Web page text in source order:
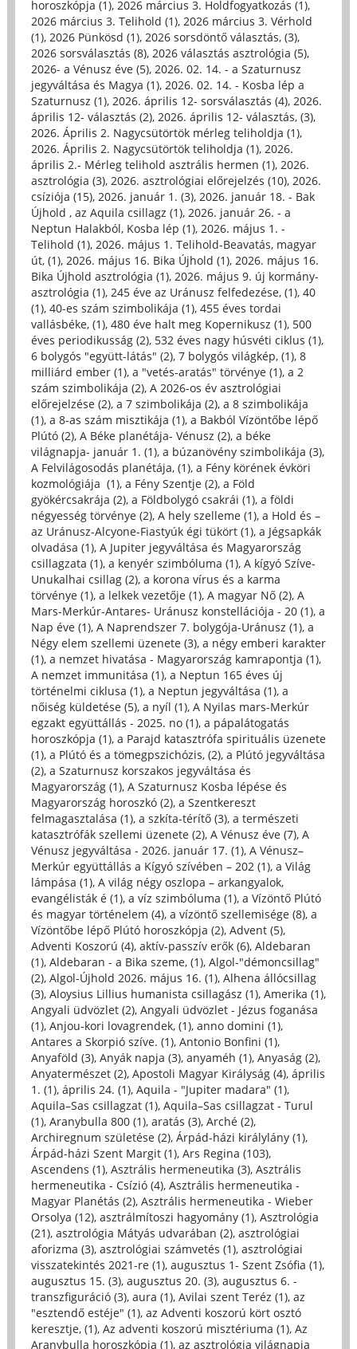
horoszkópja (1), 2026 március 3. Holdfogyatkozás (1),
2026 március 3. Telihold (1), 2026 március 3. Vérhold
(1), 2026 Pünkösd (1), 2026 sorsdöntő választás, (3),
2026 sorsválasztás (8), 2026 választás asztrológia (5),
2026- a Vénusz éve (5), 2026. 02. 14. - a Szaturnusz
jegyváltása és Magya (1), 2026. 02. 14. - Kosba lép a
Szaturnusz (1), 2026. április 12- sorsválasztás (4), 2026.
április 12- választás (2), 2026. április 12- választás, (3),
2026. Április 2. Nagycsütörtök mérleg teliholdja (1),
2026. Április 2. Nagycsütörtök teliholdja (1), 2026.
április 2.- Mérleg telihold asztrális hermen (1), 2026.
asztrológia (3), 2026. asztrológiai előrejelzés (10), 2026.
csíziója (15), 2026. január 1. (3), 2026. január 18. - Bak
Újhold , az Aquila csillagz (1), 2026. január 26. - a
Neptun Halakból, Kosba lép (1), 2026. május 1. -
Telihold (1), 2026. május 1. Telihold-Beavatás, magyar
út, (1), 2026. május 16. Bika Újhold (1), 2026. május 16.
Bika Újhold asztrológia (1), 2026. május 9. új kormány-
asztrológia (1), 245 éve az Uránusz felfedezése, (1), 40
(1), 40-es szám szimbolikája (1), 455 éves tordai
vallásbéke, (1), 480 éve halt meg Kopernikusz (1), 500
éves periodikusság (2), 532 éves nagy húsvéti ciklus (1),
6 bolygós "együtt-látás" (2), 7 bolygós világkép, (1), 8
milliárd ember (1), a "vetés-aratás" törvénye (1), a 2
szám szimbolikája (2), A 2026-os év asztrológiai
előrejelzése (2), a 7 szimbolikája (2), a 8 szimbolikája
(1), a 8-as szám misztikája (1), a Bakból Vízöntőbe lépő
Plútó (2), A Béke planétája- Vénusz (2), a béke
világnapja- január 1. (1), a búzanövény szimbolikája (3),
A Felvilágosodás planétája, (1), a Fény körének évköri
kozmológiája (1), a Fény Szentje (2), a Föld
gyökércsakrája (2), a Földbolygó csakrái (1), a földi
négyesség törvénye (2), A hely szelleme (1), a Hold és –
az Uránusz-Alcyone-Fiastyúk égi tükört (1), a Jégsapkák
olvadása (1), A Jupiter jegyváltása és Magyarország
csillagzata (1), a kenyér szimbóluma (1), A kígyó Szíve-
Unukalhai csillag (2), a korona vírus és a karma
törvénye (1), a lelkek vezetője (1), A magyar Nő (2), A
Mars-Merkúr-Antares- Uránusz konstellációja - 20 (1), a
Nap éve (1), A Naprendszer 7. bolygója-Uránusz (1), a
Négy elem szellemi üzenete (3), a négy emberi karakter
(1), a nemzet hivatása - Magyarország kamrapontja (1),
A nemzet immunitása (1), a Neptun 165 éves új
történelmi ciklusa (1), a Neptun jegyváltása (1), a
nőiség küldetése (5), a nyíl (1), A Nyilas mars-Merkúr
egzakt együttállás - 2025. no (1), a pápalátogatás
horoszkópja (1), a Parajd katasztrófa spirituális üzenete
(1), a Plútó és a tömegpszichózis, (2), a Plútó jegyváltása
(2), a Szaturnusz korszakos jegyváltása és
Magyarország (1), A Szaturnusz Kosba lépése és
Magyarország horoszkó (2), a Szentkereszt
felmagasztalása (1), a szkíta-térítő (3), a természeti
katasztrófák szellemi üzenete (2), A Vénusz éve (7), A
Vénusz jegyváltása - 2026. január 17. (1), A Vénusz–
Merkúr együttállás a Kígyó szívében – 202 (1), a Világ
lámpása (1), A világ négy oszlopa – arkangyalok,
evangélisták é (1), a víz szimbóluma (1), a Vízöntő Plútó
és magyar történelem (4), a vízöntő szellemisége (8), a
Vízöntőbe lépő Plútó horoszkópja (2), Advent (5),
Adventi Koszorú (4), aktív-passzív erők (6), Aldebaran
(1), Aldebaran - a Bika szeme, (1), Algol-"démoncsillag"
(2), Algol-Újhold 2026. május 16. (1), Alhena állócsillag
(3), Aloysius Lillius humanista csillagász (1), Amerika (1),
Angyali üdvözlet (2), Angyali üdvözlet - Jézus foganása
(1), Anjou-kori lovagrendek, (1), anno domini (1),
Antares a Skorpió szíve. (1), Antonio Bonfini (1),
Anyaföld (3), Anyák napja (3), anyaméh (1), Anyaság (2),
Anyatermészet (2), Apostoli Magyar Királyság (4), április
1. (1), április 24. (1), Aquila - "Jupiter madara" (1),
Aquila–Sas csillagzat (1), Aquila–Sas csillagzat - Turul
(1), Aranybulla 800 (1), aratás (3), Arché (2),
Archiregnum születése (2), Árpád-házi királylány (1),
Árpád-házi Szent Margit (1), Ars Regina (103),
Ascendens (1), Asztrális hermeneutika (3), Asztrális
hermeneutika - Csízió (4), Asztrális hermeneutika -
Magyar Planétás (2), Asztrális hermeneutika - Wieber
Orsolya (12), asztrálmítoszi hagyomány (1), Asztrológia
(21), asztrológia Mátyás udvarában (2), asztrológiai
aforizma (3), asztrológiai számvetés (1), asztrológiai
visszatekintés 2021-re (1), augusztus 1- Szent Zsófia (1),
augusztus 15. (3), augusztus 20. (3), augusztus 6. -
transzfiguráció (3), aura (1), Avilai szent Teréz (1), az
"esztendő estéje" (1), az Adventi koszorú kört osztó
keresztje, (1), Az adventi koszorú misztériuma (1), Az
Aranybulla horoszkópja (1), az asztrológia világnapja